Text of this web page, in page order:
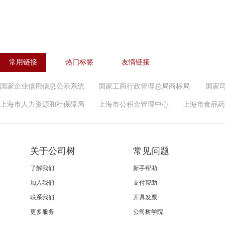
常用链接 热门标签 友情链接
国家企业信用信息公示系统 国家工商行政管理总局商标局 国家
上海市人力资源和社保障局 上海市公积金管理中心 上海市食品
关于公司树
了解我们
加入我们
联系我们
更多服务
常见问题
新手帮助
支付帮助
开具发票
公司树学院